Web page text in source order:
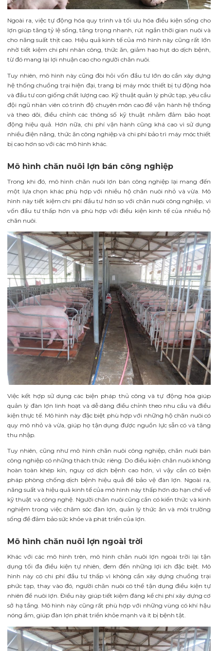
Ngoài ra, việc tự động hóa quy trình và tối ưu hóa điều kiện sống cho
lợn giúp tăng tỷ lệ sống, tăng trọng nhanh, rút ngắn thời gian nuôi và
cho năng suất thịt cao. Hiệu quả kinh tế của mô hình này cũng rất lớn
nhờ tiết kiệm chi phí nhân công, thức ăn, giảm hao hụt do dịch bệnh,
từ đó mang lại lợi nhuận cao cho người chăn nuôi.
Tuy nhiên, mô hình này cũng đòi hỏi vốn đầu tư lớn do cần xây dựng
hệ thống chuồng trại hiện đại, trang bị máy móc thiết bị tự động hóa
và đầu tư con giống chất lượng cao. Kỹ thuật quản lý phức tạp, yêu cầu
đội ngũ nhân viên có trình độ chuyên môn cao để vận hành hệ thống
và theo dõi, điều chỉnh các thông số kỹ thuật nhằm đảm bảo hoạt
động hiệu quả. Hơn nữa, chi phí vận hành cũng khá cao vì sử dụng
nhiều điện năng, thức ăn công nghiệp và chi phí bảo trì máy móc thiết
bị cao hơn so với các mô hình khác.
Mô hình chăn nuôi lợn bán công nghiệp
Trong khi đó, mô hình chăn nuôi lợn bán công nghiệp lại mang đến
một lựa chọn khác phù hợp với nhiều hộ chăn nuôi nhỏ và vừa. Mô
hình này tiết kiệm chi phí đầu tư hơn so với chăn nuôi công nghiệp, vì
vốn đầu tư thấp hơn và phù hợp với điều kiện kinh tế của nhiều hộ
chăn nuôi.
Việc kết hợp sử dụng các biện pháp thủ công và tự động hóa giúp
quản lý đàn lợn linh hoạt và dễ dàng điều chỉnh theo nhu cầu và điều
kiện thực tế. Mô hình này đặc biệt phù hợp với những hộ chăn nuôi có
quy mô nhỏ và vừa, giúp họ tận dụng được nguồn lực sẵn có và tăng
thu nhập.
Tuy nhiên, cũng như mô hình chăn nuôi công nghiệp, chăn nuôi bán
công nghiệp có những thách thức riêng. Do điều kiện chăn nuôi không
hoàn toàn khép kín, nguy cơ dịch bệnh cao hơn, vì vậy cần có biện
pháp phòng chống dịch bệnh hiệu quả để bảo vệ đàn lợn. Ngoài ra,
năng suất và hiệu quả kinh tế của mô hình này thấp hơn do hạn chế về
kỹ thuật và công nghệ. Người chăn nuôi cũng cần có kiến thức và kinh
nghiệm trong việc chăm sóc đàn lợn, quản lý thức ăn và môi trường
sống để đảm bảo sức khỏe và phát triển của lợn.
Mô hình chăn nuôi lợn ngoài trời
Khác với các mô hình trên, mô hình chăn nuôi lợn ngoài trời lại tận
dụng tối đa điều kiện tự nhiên, đem đến những lợi ích đặc biệt. Mô
hình này có chi phí đầu tư thấp vì không cần xây dựng chuồng trại
phức tạp, thay vào đó, người chăn nuôi có thể tận dụng điều kiện tự
nhiên để nuôi lợn. Điều này giúp tiết kiệm đáng kể chi phí xây dựng cơ
sở hạ tầng. Mô hình này cũng rất phù hợp với những vùng có khí hậu
nóng ẩm, giúp đàn lợn phát triển khỏe mạnh và ít bị bệnh tật.